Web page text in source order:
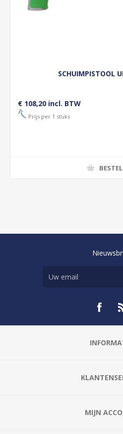
SCHUIMPISTOOL
€ 108,20 incl. BTW
Prijs per 1 stuks
MIJN